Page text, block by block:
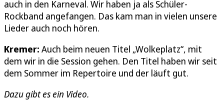
auch in den Karneval. Wir haben ja als Schüler-
Rockband angefangen. Das kam man in vielen unsere
Lieder auch noch hören.
Kremer: Auch beim neuen Titel „Wolkeplatz“, mit
dem wir in die Session gehen. Den Titel haben wir seit
dem Sommer im Repertoire und der läuft gut.
Dazu gibt es ein Video.